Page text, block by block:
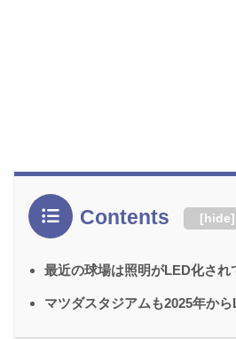
Contents [hide]
最近の球場は照明がLED化され
マツダスタジアムも2025年か